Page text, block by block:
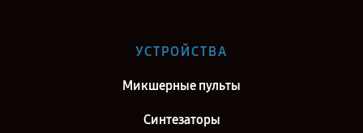
Ремонт цифрового пианино Roland HP-504 в г. Киров
Ремонт цифрового пианино Roland HP-504 в г. Санкт-Петербург
УСТРОЙСТВА
Микшерные пульты
Синтезаторы